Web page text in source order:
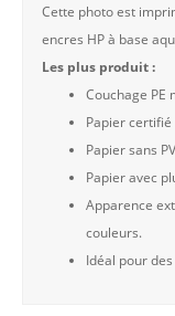
Cette photo est
encres HP à base
Les plus produit :
Couchage PE
Papier certifié
Papier sans
Papier avec
Apparence
couleurs.
Idéal pour